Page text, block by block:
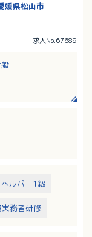
媛県松山市
求人No.67689
務から切り離
ヘルパー1級
務者研修